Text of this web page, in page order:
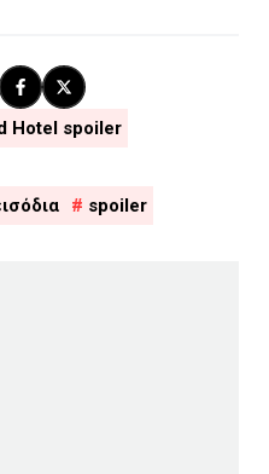
Hotel spoiler
spoiler